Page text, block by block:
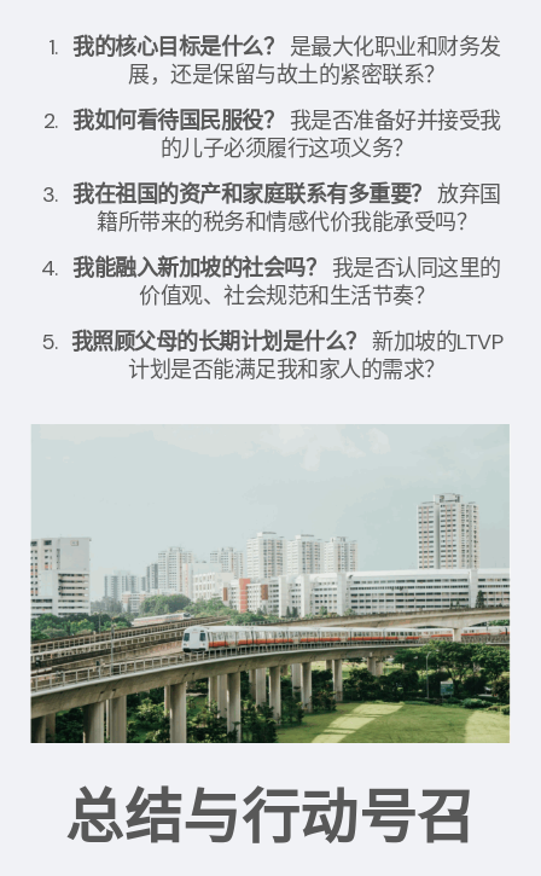
我的核心目标是什么？ 是最大化职业和财务发
展，还是保留与故土的紧密联系？
我如何看待国民服役？ 我是否准备好并接受我
的儿子必须履行这项义务？
我在祖国的资产和家庭联系有多重要？ 放弃国
籍所带来的税务和情感代价我能承受吗？
我能融入新加坡的社会吗？ 我是否认同这里的
价值观、社会规范和生活节奏？
我照顾父母的长期计划是什么？ 新加坡的LTVP
计划是否能满足我和家人的需求？
总结与行动号召